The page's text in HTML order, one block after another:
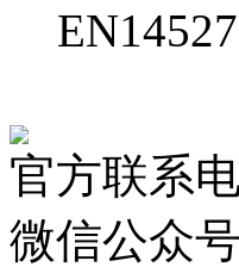
官方联系
微信公众